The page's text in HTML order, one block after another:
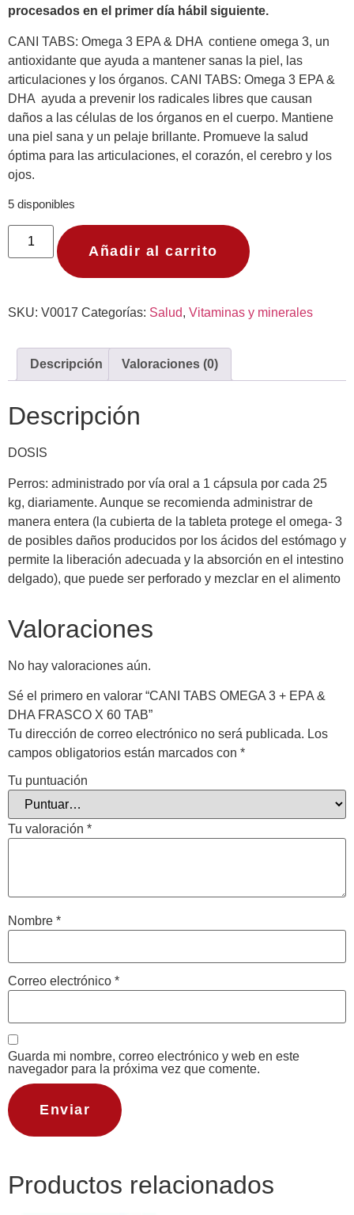
procesados en el primer día hábil siguiente.
CANI TABS: Omega 3 EPA & DHA contiene omega 3, un
antioxidante que ayuda a mantener sanas la piel, las
articulaciones y los órganos. CANI TABS: Omega 3 EPA &
DHA ayuda a prevenir los radicales libres que causan
daños a las células de los órganos en el cuerpo. Mantiene
una piel sana y un pelaje brillante. Promueve la salud
óptima para las articulaciones, el corazón, el cerebro y los
ojos.
5 disponibles
Añadir al carrito
SKU: V0017 Categorías: Salud, Vitaminas y minerales
Descripción Valoraciones (0)
Descripción
DOSIS
Perros: administrado por vía oral a 1 cápsula por cada 25
kg, diariamente. Aunque se recomienda administrar de
manera entera (la cubierta de la tableta protege el omega- 3
de posibles daños producidos por los ácidos del estómago y
permite la liberación adecuada y la absorción en el intestino
delgado), que puede ser perforado y mezclar en el alimento
Valoraciones
No hay valoraciones aún.
Sé el primero en valorar “CANI TABS OMEGA 3 + EPA &
DHA FRASCO X 60 TAB”
Tu dirección de correo electrónico no será publicada. Los
campos obligatorios están marcados con *
Tu puntuación
Tu valoración *
Nombre *
Correo electrónico *
Guarda mi nombre, correo electrónico y web en este
navegador para la próxima vez que comente.
Productos relacionados